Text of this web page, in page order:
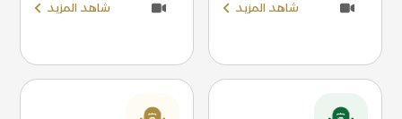
شاهد المزيد شاهد المزيد